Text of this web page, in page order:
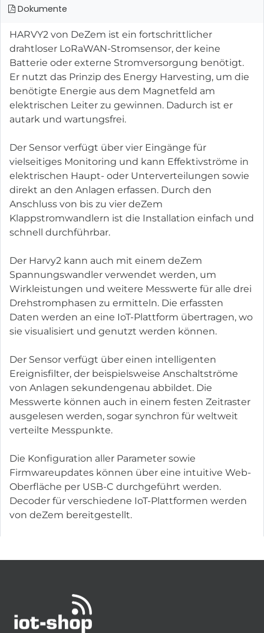
Dokumente
HARVY2 von DeZem ist ein fortschrittlicher
drahtloser LoRaWAN-Stromsensor, der keine
Batterie oder externe Stromversorgung benötigt.
Er nutzt das Prinzip des Energy Harvesting, um die
benötigte Energie aus dem Magnetfeld am
elektrischen Leiter zu gewinnen. Dadurch ist er
autark und wartungsfrei.
Der Sensor verfügt über vier Eingänge für
vielseitiges Monitoring und kann Effektivströme in
elektrischen Haupt- oder Unterverteilungen sowie
direkt an den Anlagen erfassen. Durch den
Anschluss von bis zu vier deZem
Klappstromwandlern ist die Installation einfach und
schnell durchführbar.
Der Harvy2 kann auch mit einem deZem
Spannungswandler verwendet werden, um
Wirkleistungen und weitere Messwerte für alle drei
Drehstromphasen zu ermitteln. Die erfassten
Daten werden an eine IoT-Plattform übertragen, wo
sie visualisiert und genutzt werden können.
Der Sensor verfügt über einen intelligenten
Ereignisfilter, der beispielsweise Anschaltströme
von Anlagen sekundengenau abbildet. Die
Messwerte können auch in einem festen Zeitraster
ausgelesen werden, sogar synchron für weltweit
verteilte Messpunkte.
Die Konfiguration aller Parameter sowie
Firmwareupdates können über eine intuitive Web-
Oberfläche per USB-C durchgeführt werden.
Decoder für verschiedene IoT-Plattformen werden
von deZem bereitgestellt.